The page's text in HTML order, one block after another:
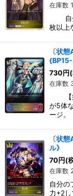
在庫数
自分
枚以上
〔状
{BP15-
730円
在庫数
【疾
が5体
ージ。
〔状
ル》
70円(
在庫数
自分の
力+2し